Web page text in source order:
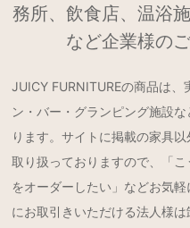
務所、飲食店、温浴
など企業様の
JUICY FURNITUREの商品は、
ン・バー・グランピング施設
ります。サイトに掲載の家具
取り扱っておりますので、「
をオーダーしたい」などお気
にお取引きいただける法人様